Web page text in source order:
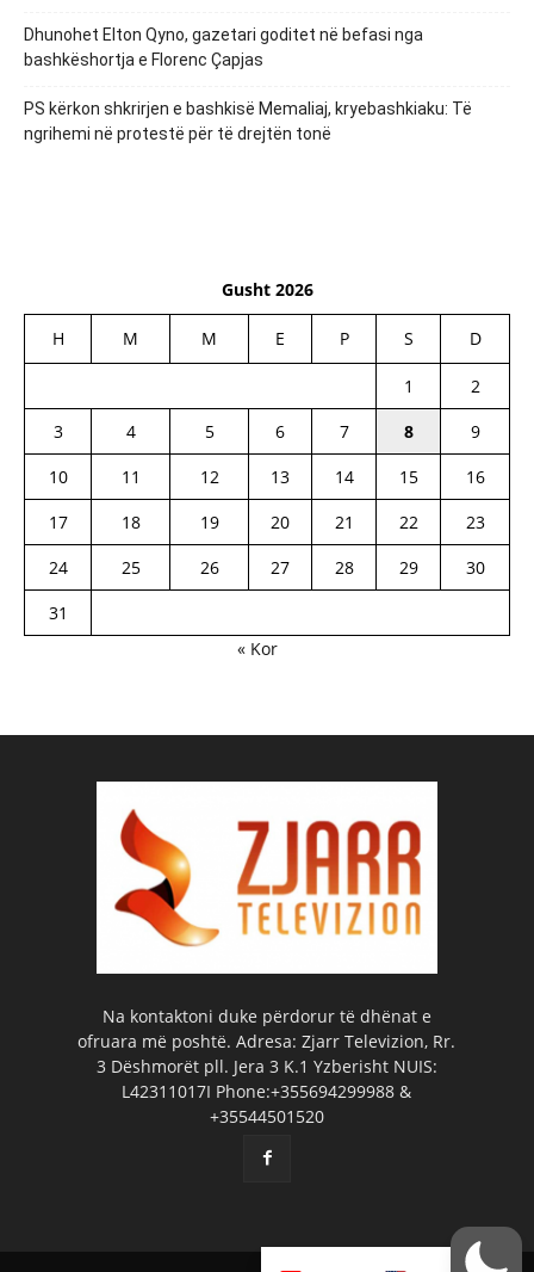
Dhunohet Elton Qyno, gazetari goditet në befasi nga
bashkëshortja e Florenc Çapjas
PS kërkon shkrirjen e bashkisë Memaliaj, kryebashkiaku: Të
ngrihemi në protestë për të drejtën tonë
Gusht 2026
H M M E P S D
1
2
3
4 5 6 7 8
9
10
11 12 13 14 15
16
17
18 19 20 21 22
23
24
25 26 27 28 29
30
31
« Kor
Na kontaktoni duke përdorur të dhënat e
ofruara më poshtë. Adresa: Zjarr Televizion, Rr.
3 Dëshmorët pll. Jera 3 K.1 Yzberisht NUIS:
L42311017I Phone:+355694299988 &
+35544501520